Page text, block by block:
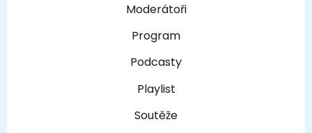
Moderátoři
Program
Podcasty
Playlist
Soutěže